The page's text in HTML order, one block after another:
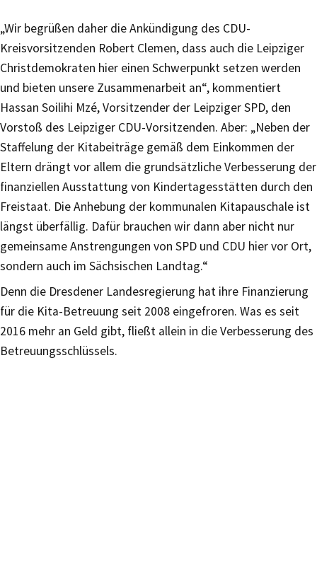
„Wir begrüßen daher die Ankündigung des CDU-
Kreisvorsitzenden Robert Clemen, dass auch die Leipziger
Christdemokraten hier einen Schwerpunkt setzen werden
und bieten unsere Zusammenarbeit an“, kommentiert
Hassan Soilihi Mzé, Vorsitzender der Leipziger SPD, den
Vorstoß des Leipziger CDU-Vorsitzenden. Aber: „Neben der
Staffelung der Kitabeiträge gemäß dem Einkommen der
Eltern drängt vor allem die grundsätzliche Verbesserung der
finanziellen Ausstattung von Kindertagesstätten durch den
Freistaat. Die Anhebung der kommunalen Kitapauschale ist
längst überfällig. Dafür brauchen wir dann aber nicht nur
gemeinsame Anstrengungen von SPD und CDU hier vor Ort,
sondern auch im Sächsischen Landtag.“
Denn die Dresdener Landesregierung hat ihre Finanzierung
für die Kita-Betreuung seit 2008 eingefroren. Was es seit
2016 mehr an Geld gibt, fließt allein in die Verbesserung des
Betreuungsschlüssels.